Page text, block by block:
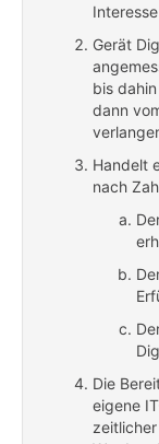
Gerät
bis
dann
Handelt
nach
Die
eigene